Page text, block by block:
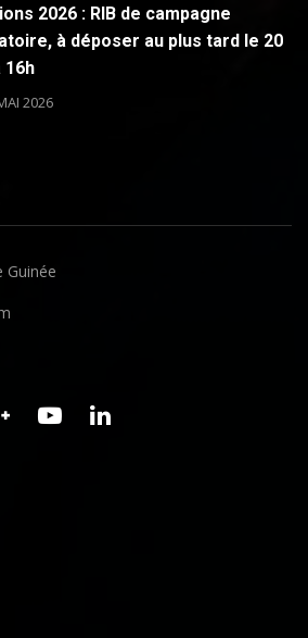
2026 : RIB de campagne
à déposer au plus tard le 20
16h
2026
Guinée